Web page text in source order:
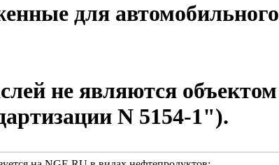
для автомобильного
не являются объектом
N 5154-1").